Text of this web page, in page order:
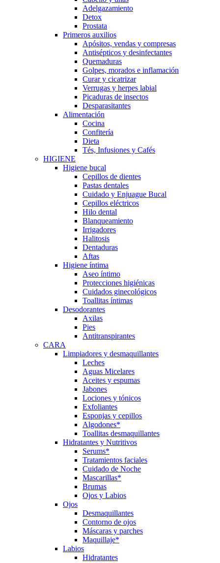
Adelgazamiento
Detox
Prostata
Primeros auxilios
Apósitos, vendas y compresas
Antisépticos y desinfectantes
Quemaduras
Golpes, morados e inflamación
Curar y cicatrizar
Verrugas y herpes labial
Picaduras de insectos
Desparasitantes
Alimentación
Cocina
Confitería
Dieta
Tés, Infusiones y Cafés
HIGIENE
Higiene bucal
Cepillos de dientes
Pastas dentales
Cuidado y Enjuague Bucal
Cepillos eléctricos
Hilo dental
Blanqueamiento
Irrigadores
Halitosis
Dentaduras
Aftas
Higiene íntima
Aseo íntimo
Protecciones higiénicas
Cuidados ginecológicos
Toallitas íntimas
Desodorantes
Axilas
Pies
Antitranspirantes
CARA
Limpiadores y desmaquillantes
Leches
Aguas Micelares
Aceites y espumas
Jabones
Lociones y tónicos
Exfoliantes
Esponjas y cepillos
Algodones*
Toallitas desmaquillantes
Hidratantes y Nutritivos
Serums*
Tratamientos faciales
Cuidado de Noche
Mascarillas*
Brumas
Ojos y Labios
Ojos
Desmaquillantes
Contorno de ojos
Máscaras y parches
Maquillaje*
Labios
Hidratantes